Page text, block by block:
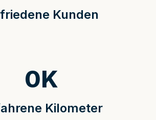
Kunden
Kilometer
0K